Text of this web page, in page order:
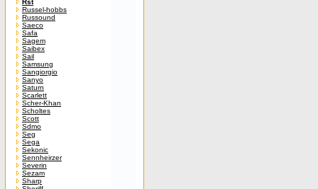
Rst
Russel-hobbs
Russound
Saeco
Safa
Sagem
Saibex
Sail
Samsung
Sangiorgio
Sanyo
Saturn
Scarlett
Scher-Khan
Scholtes
Scott
Sdmo
Seg
Sega
Sekonic
Sennheirzer
Severin
Sezam
Sharp